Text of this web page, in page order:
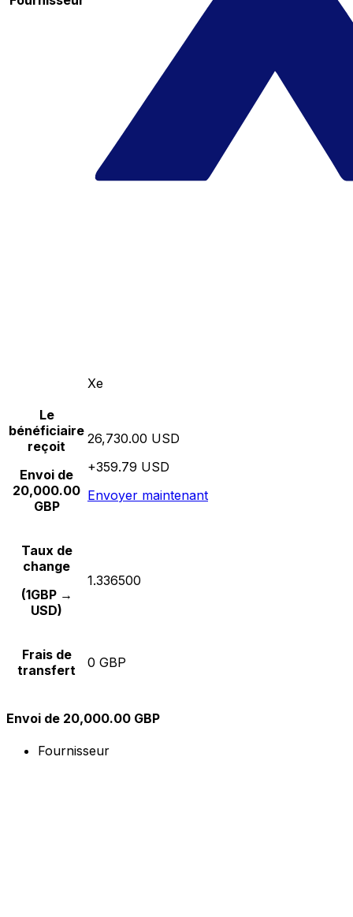
Xe
Le
bénéficiaire
reçoit
Envoi de
20,000.00
GBP
26,730.00 USD
+359.79 USD
Envoyer maintenant
Taux de
change
(1GBP →
USD)
1.336500
Frais de
transfert
0 GBP
Envoi de 20,000.00 GBP
Fournisseur